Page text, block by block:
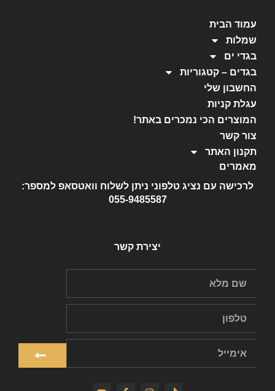
עמוד הבית
שמלות
בגדי ים
בגדים – קטגוריות
החשבון שלי
עגלת קניות
המוצרים הכי נמכרים באתר!
צור קשר
תקנון האתר
מאמרים
לרכישה עם נציג טלפוני ניתן לשלוח וואטסאפ למספר:
055-9485587
יצירת קשר